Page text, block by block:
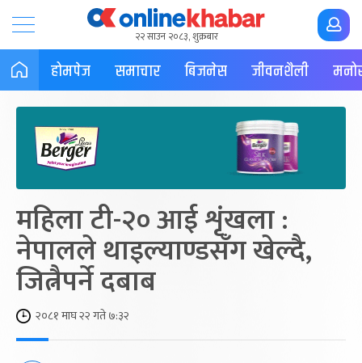
२२ साउन २०८३, शुक्रबार
होमपेज समाचार बिजनेस जीवनशैली
महिला टी-२० आई शृंखला :
नेपालले थाइल्याण्डसँग खेल्दै,
जित्नैपर्ने दबाब
२०८१ माघ २२ गते ७:३२